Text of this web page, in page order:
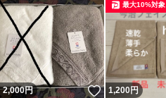
2,000円 いいね！
1,200円
最大10%対象